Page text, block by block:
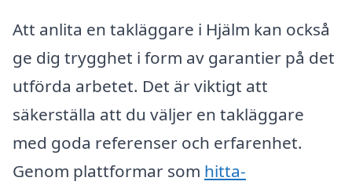
Att anlita en takläggare i Hjälm kan också
ge dig trygghet i form av garantier på det
utförda arbetet. Det är viktigt att
säkerställa att du väljer en takläggare
med goda referenser och erfarenhet.
Genom plattformar som hitta-